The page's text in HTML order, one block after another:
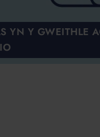
YN Y GWEITHLE